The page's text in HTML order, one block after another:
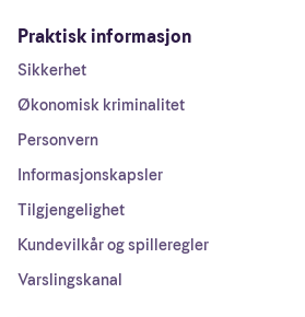
Praktisk informasjon
Sikkerhet
Økonomisk kriminalitet
Personvern
Informasjonskapsler
Tilgjengelighet
Kundevilkår og spilleregler
Varslingskanal